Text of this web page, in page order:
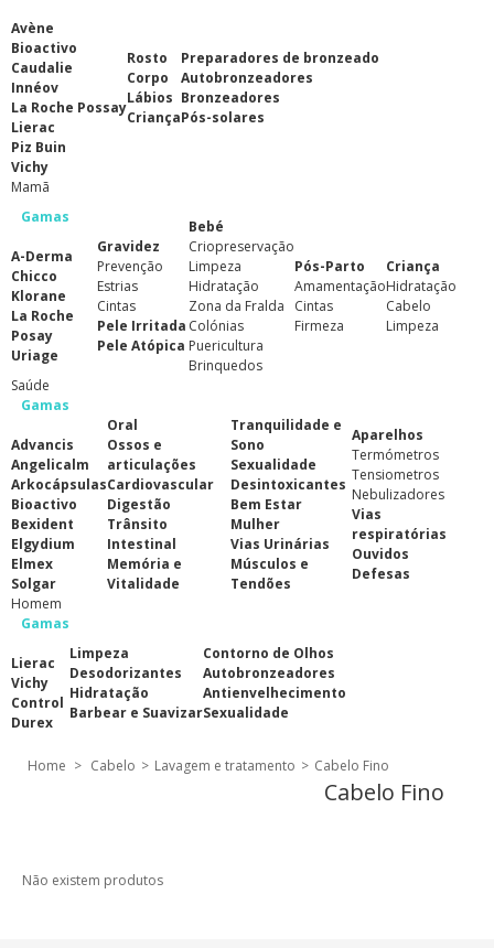
Avène
Bioactivo
Caudalie
Innéov
La Roche Possay
Lierac
Piz Buin
Vichy
Rosto
Corpo
Lábios
Criança
Preparadores de bronzeado
Autobronzeadores
Bronzeadores
Pós-solares
Mamã
Gamas
A-Derma
Chicco
Klorane
La Roche
Posay
Uriage
Gravidez
Prevenção
Estrias
Cintas
Pele Irritada
Pele Atópica
Bebé
Criopreservação
Limpeza
Hidratação
Zona da Fralda
Colónias
Puericultura
Brinquedos
Pós-Parto
Amamentação
Cintas
Firmeza
Criança
Hidratação
Cabelo
Limpeza
Saúde
Gamas
Advancis
Angelicalm
Arkocápsulas
Bioactivo
Bexident
Elgydium
Elmex
Solgar
Oral
Ossos e
articulações
Cardiovascular
Digestão
Trânsito
Intestinal
Memória e
Vitalidade
Tranquilidade e
Sono
Sexualidade
Desintoxicantes
Bem Estar
Mulher
Vias Urinárias
Músculos e
Tendões
Aparelhos
Termómetros
Tensiometros
Nebulizadores
Vias
respiratórias
Ouvidos
Defesas
Homem
Gamas
Lierac
Vichy
Control
Durex
Limpeza
Desodorizantes
Hidratação
Barbear e Suavizar
Contorno de Olhos
Autobronzeadores
Antienvelhecimento
Sexualidade
Home > Cabelo > Lavagem e tratamento > Cabelo Fino
Cabelo Fino
Não existem produtos